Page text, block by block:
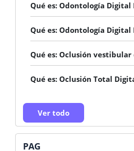
Qué es: Odontología
Qué es: Odontología Digital
Qué es: Oclusión
Qué es: Oclusión Total
Ver todo
PAG